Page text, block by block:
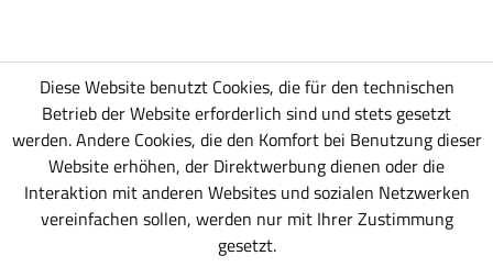
Diese Website benutzt Cookies, die für den technischen
Betrieb der Website erforderlich sind und stets gesetzt
werden. Andere Cookies, die den Komfort bei Benutzung dieser
Website erhöhen, der Direktwerbung dienen oder die
Interaktion mit anderen Websites und sozialen Netzwerken
vereinfachen sollen, werden nur mit Ihrer Zustimmung
gesetzt.